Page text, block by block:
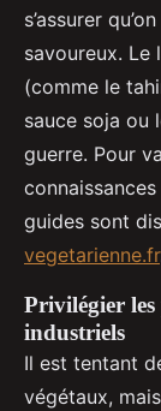
s’assurer
savoureux. Le
(comme le
sauce soja ou
guerre. Pour
guides sont
vegetarienne.fr
Privilégier
industriels
Il est tentant
végétaux,